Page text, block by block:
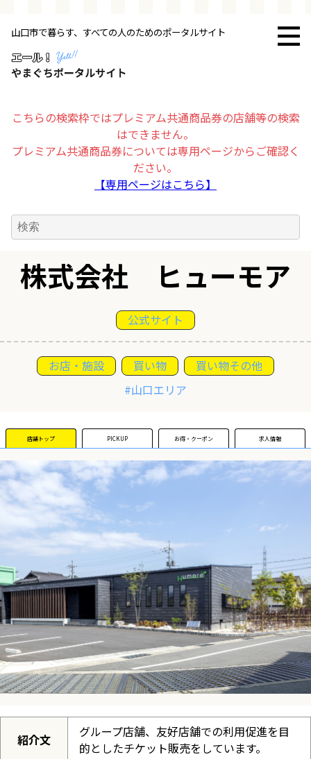
山口市で暮らす、すべての人のためのポータルサイト
こちらの検索枠ではプレミアム共通商品券の店舗等の検索
はできません。
プレミアム共通商品券については専用ページからご確認く
ださい。
【専用ページはこちら】
トップページ
その他
求人情報
運営団体
新規登録の事業者の皆様
すでにご登録済み事業者の皆様
イベント情報の掲載はこちら
株式会社 ヒューモア
公式サイト
お店・施設 買い物
買い物その他
#山口エリア
店舗トップ PICKUP お得・クーポン 求人情報
紹介文
グループ店舗、友好店舗での利用促進を目
的としたチケット販売をしています。